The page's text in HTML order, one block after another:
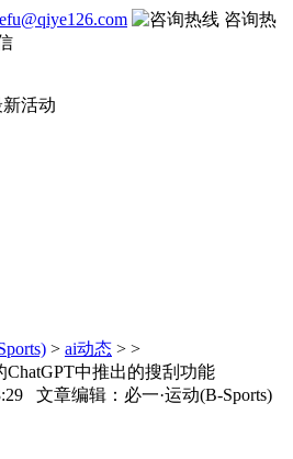
咨询热
活动
> ai动态 > >
中推出的搜刮功能
文章编辑：必一·运动(B-Sports)